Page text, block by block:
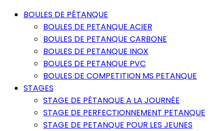
BOULES DE PÉTANQUE
BOULES DE PETANQUE ACIER
BOULES DE PETANQUE CARBONE
BOULES DE PETANQUE INOX
BOULES DE PETANQUE PVC
BOULES DE COMPETITION MS PETANQUE
STAGES
STAGE DE PÉTANQUE A LA JOURNÉE
STAGE DE PERFECTIONNEMENT PETANQUE
STAGE DE PETANQUE POUR LES JEUNES